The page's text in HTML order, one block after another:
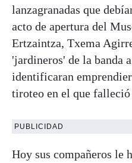
lanzagranadas que
acto de apertura del
Ertzaintza, Txema
'jardineros' de la banda
identificaran
tiroteo en el que falleció
PUBLICIDAD
Hoy sus compañeros le